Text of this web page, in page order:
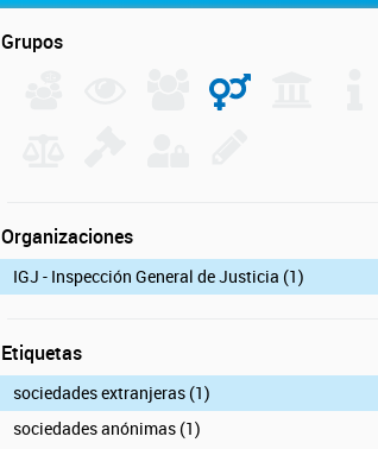
Grupos
Organizaciones
IGJ - Inspección General de Justicia (1)
Etiquetas
sociedades extranjeras (1)
sociedades anónimas (1)